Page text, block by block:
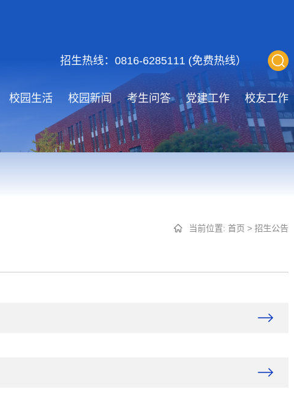
招生热线：0816-6285111 (免费热线）
校园生活 校园新闻 考生问答 党建工作 校友工作
当前位置: 首页 > 招生公告